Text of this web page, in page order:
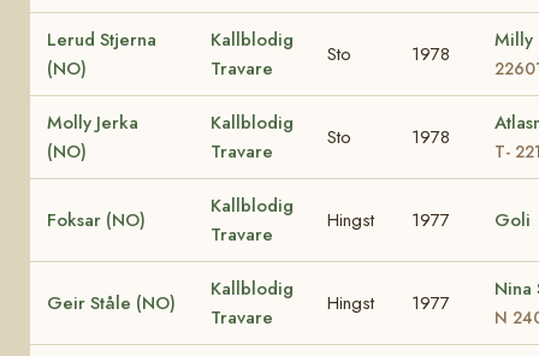
Lerud Stjerna
(NO)
Kallblodig
Travare
Sto 1978
Molly Jerka
(NO)
Kallblodig
Travare
Sto 1978
T-
Foksar (NO)
Kallblodig
Travare
Hingst 1977 Goli
Geir Ståle (NO)
Kallblodig
Travare
Hingst 1977
Nina
N